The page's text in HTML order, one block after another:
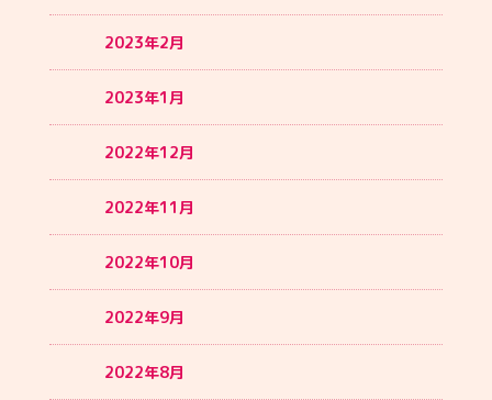
2023年2月
2023年1月
2022年12月
2022年11月
2022年10月
2022年9月
2022年8月